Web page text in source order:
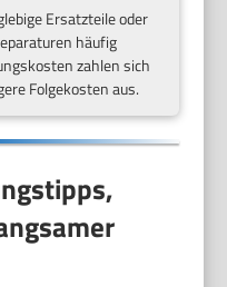
Ersatzteile oder
häufig
zahlen sich
Folgekosten aus.